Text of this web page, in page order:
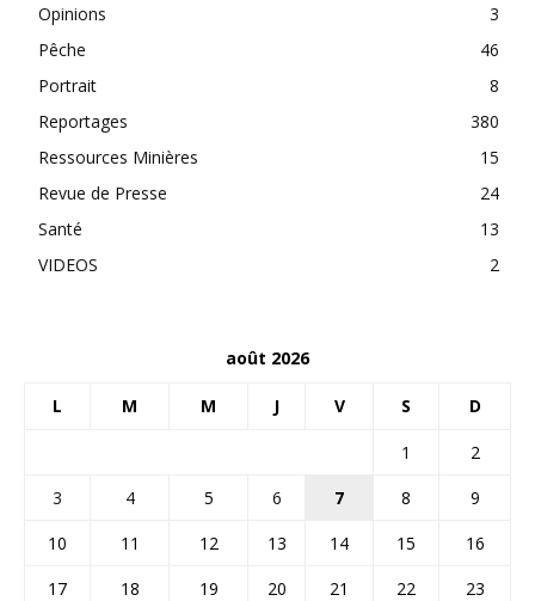
Opinions
3
Pêche
46
Portrait
8
Reportages
380
Ressources Minières
15
Revue de Presse
24
Santé
13
VIDEOS
2
août 2026
L M M J V S D
1
2
3
4 5 6 7 8
9
10
11 12 13 14 15
16
17
18 19 20 21 22
23